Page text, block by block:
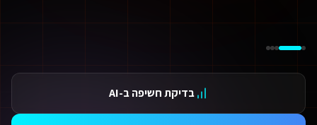
התאמת אתרים ו-SaaS למנועי חיפוש — שירות התאמת אתרים ו-SaaS למנועי חיפוש מתקדם
24/7 תמיכה
בדיקת חשיפה ב-AI